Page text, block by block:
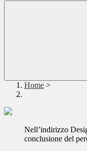
Home >
Nell’indirizzo
conclusione del